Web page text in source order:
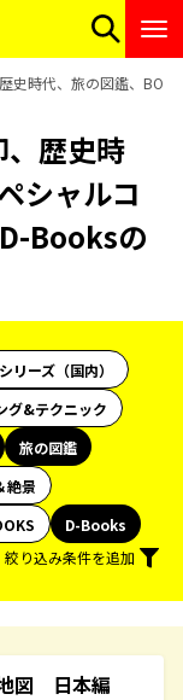
史時代、旅の図鑑、
歴史時
シャルコ
Booksの
リーズ（国内）
グ&テクニック
旅の図鑑
絶景
D-Books
絞り込み条件を追加
図 日本編